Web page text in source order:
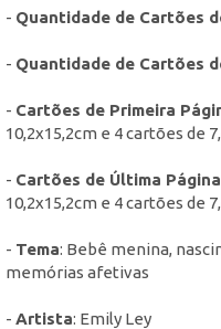
- Quantidade de Cartões
- Quantidade de Cartões
- Cartões de Primeira
10,2x15,2cm e 4 cartões de
- Cartões de Última Página
10,2x15,2cm e 4 cartões de
- Tema: Bebê menina,
memórias afetivas
- Artista: Emily Ley